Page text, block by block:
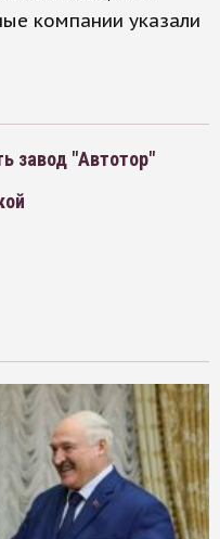
компании указали
завод "Автотор"